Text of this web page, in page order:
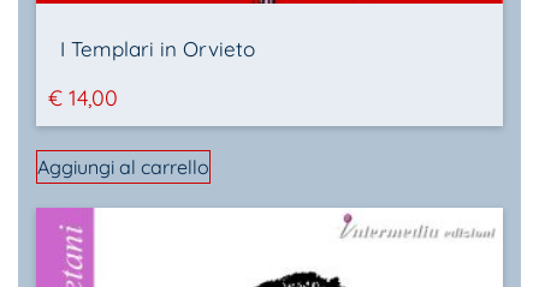
I Templari in Orvieto
€ 14,00
Aggiungi al carrello